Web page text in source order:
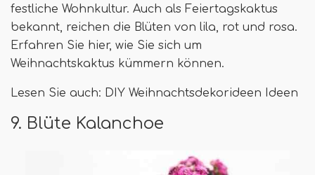
festliche Wohnkultur. Auch als Feiertagskaktus
bekannt, reichen die Blüten von lila, rot und rosa.
Erfahren Sie hier, wie Sie sich um
Weihnachtskaktus kümmern können.
Lesen Sie auch: DIY Weihnachtsdekorideen Ideen
9. Blüte Kalanchoe